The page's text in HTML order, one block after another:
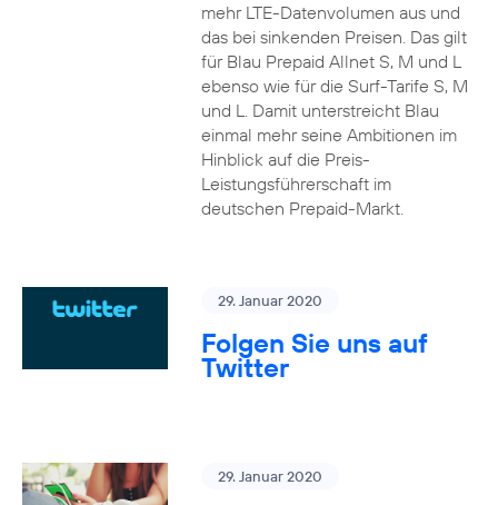
mehr LTE-Datenvolumen aus und
das bei sinkenden Preisen. Das gilt
für Blau Prepaid Allnet S, M und L
ebenso wie für die Surf-Tarife S, M
und L. Damit unterstreicht Blau
einmal mehr seine Ambitionen im
Hinblick auf die Preis-
Leistungsführerschaft im
deutschen Prepaid-Markt.
29. Januar 2020
Folgen Sie uns auf
Twitter
29. Januar 2020